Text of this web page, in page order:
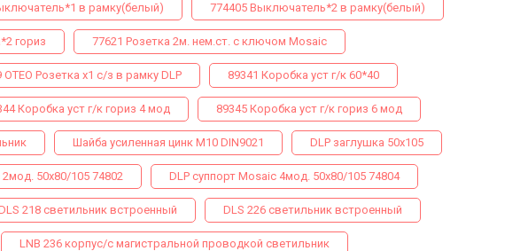
в рамку(белый) 774405 Выключатель*2 в рамку(белый)
гориз 77621 Розетка 2м. нем.ст. с ключом Mosaic
ОТЕО Розетка х1 с/з в рамку DLP 89341 Коробка уст г/к 60*40
Коробка уст г/к гориз 4 мод 89345 Коробка уст г/к гориз 6 мод
Шайба усиленная цинк М10 DIN9021 DLP заглушка 50х105
50х80/105 74802 DLP суппорт Mosaic 4мод. 50х80/105 74804
218 светильник встроенный DLS 226 светильник встроенный
LNB 236 корпус/с магистральной проводкой светильник